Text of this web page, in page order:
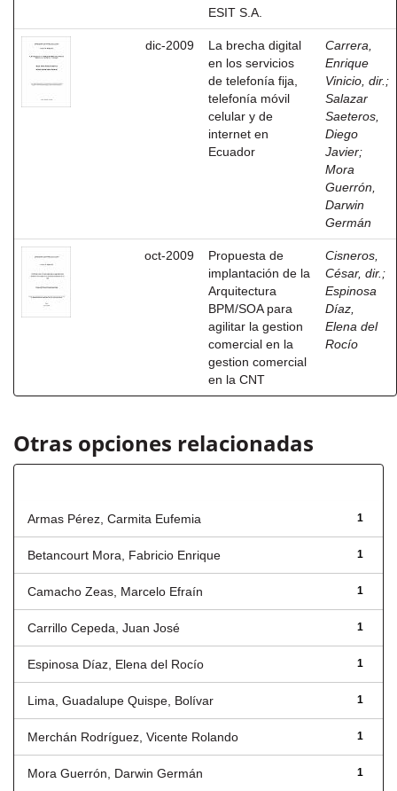
ESIT S.A.
dic-2009
La brecha digital
en los servicios
de telefonía fija,
telefonía móvil
celular y de
internet en
Ecuador
Carrera,
Enrique
Vinicio, dir. ;
Salazar
Saeteros,
Diego
Javier;
Mora
Guerrón,
Darwin
Germán
oct-2009
Propuesta de
implantación de la
Arquitectura
BPM/SOA para
agilitar la gestion
comercial en la
gestion comercial
en la CNT
Cisneros,
César, dir. ;
Espinosa
Díaz,
Elena del
Rocío
Otras opciones relacionadas
1
Armas Pérez, Carmita Eufemia
1
Betancourt Mora, Fabricio Enrique
1
Camacho Zeas, Marcelo Efraín
1
Carrillo Cepeda, Juan José
1
Espinosa Díaz, Elena del Rocío
1
Lima, Guadalupe Quispe, Bolívar
1
Merchán Rodríguez, Vicente Rolando
1
Mora Guerrón, Darwin Germán